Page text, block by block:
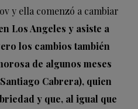
y ella comenzó a cambiar
Los Angeles y asiste a
los cambios también
de algunos meses
Cabrera), quien
y que, al igual que